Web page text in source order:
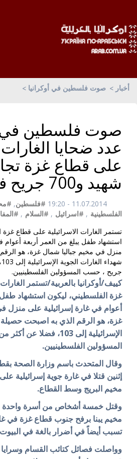
أخبار صوت فلسطين في أوكرانيا
صوت فلسطين في
عدد ضحايا الغارات
على قطاع غزة
شهيد و700 جريح فلسطيني
11.07.2014 - 19:20 #فلسطين,
الفلسطينية , #اسرائيل , #السلام ,
تستمر الغارات الاسرائيلية على قطاع
استشهاد طفل يبلغ من العمر أربعة أعوام
منزل في مخيم جباليا شمال غزة، هو
جريح ، حسب المسؤولين الفلسطينيين.
كييف/أوكرانيا بالعربية/تستمر
غزة الفلسطيني، ليكون استشهاد طفل
أعوام في غارة إسرائيلية على منزل
غزة، هو الرقم الذي به اصبحت حصيلة
المسؤولين الفلسطينيين.
وقال المتحدث باسم وزارة الصحة
إثنين قتلا في غارة جوية إسرائيلية
مخيم البريج وسط القطاع.
مخيم يبنا برفح جنوب قطاع غزة في
تسبب أيضاً في أضرار بالغة في
وواصلت فصائل كتائب القسام